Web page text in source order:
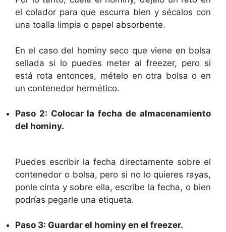
el colador para que escurra bien y sécalos con
una toalla limpia o papel absorbente.
En el caso del hominy seco que viene en bolsa
sellada si lo puedes meter al freezer, pero si
está rota entonces, mételo en otra bolsa o en
un contenedor hermético.
Paso 2: Colocar la fecha de almacenamiento
del hominy.
Puedes escribir la fecha directamente sobre el
contenedor o bolsa, pero si no lo quieres rayas,
ponle cinta y sobre ella, escribe la fecha, o bien
podrías pegarle una etiqueta.
Paso 3: Guardar el hominy en el freezer.